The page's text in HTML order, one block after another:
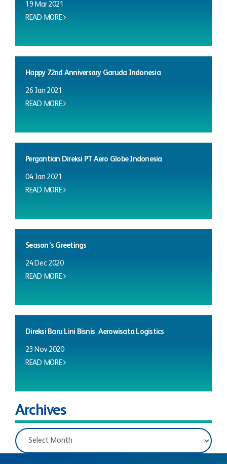
19 Mar 2021
READ MORE
Happy 72nd Anniversary Garuda Indonesia
26 Jan 2021
READ MORE
Pergantian Direksi PT Aero Globe Indonesia
04 Jan 2021
READ MORE
Season’s Greetings
24 Dec 2020
READ MORE
Direksi Baru Lini Bisnis Aerowisata Logistics
23 Nov 2020
READ MORE
Archives